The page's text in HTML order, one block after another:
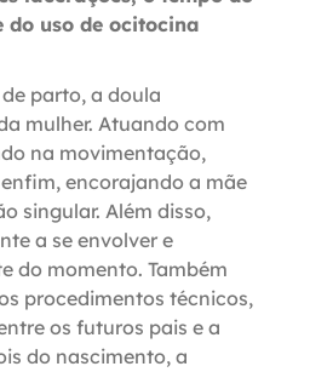
uso de ocitocina
parto, a doula
mulher. Atuando com
na movimentação,
encorajando a mãe
singular. Além disso,
a se envolver e
do momento. Também
procedimentos técnicos,
os futuros pais e a
do nascimento, a